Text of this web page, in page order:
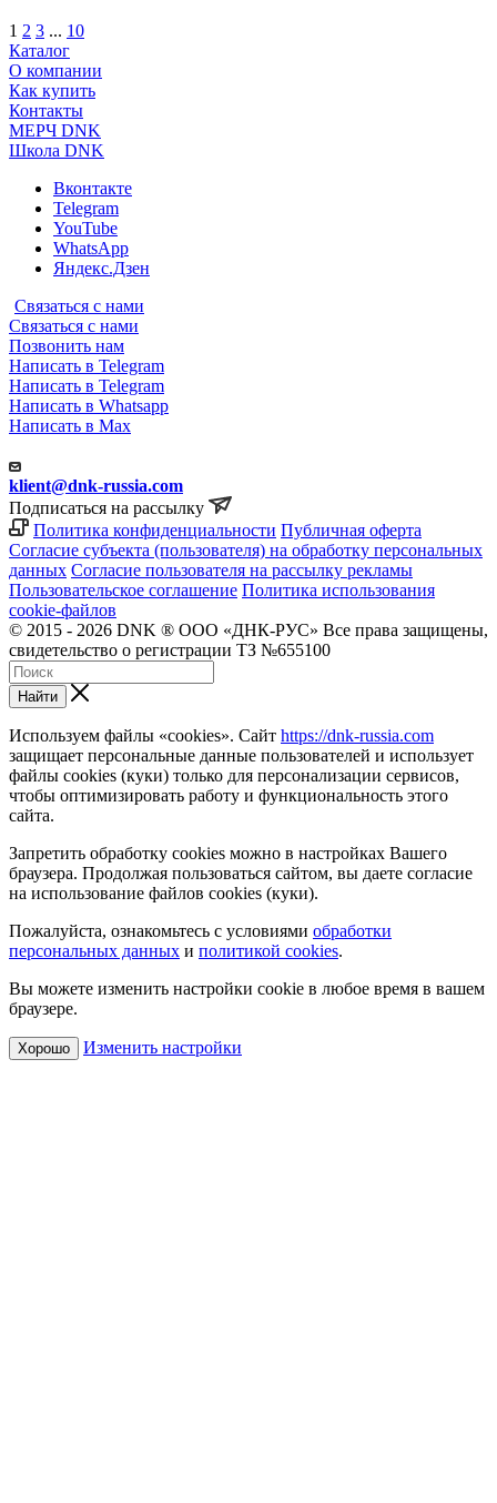
1 2 3 ... 10
Каталог
О компании
Как купить
Контакты
МЕРЧ DNK
Школа DNK
Вконтакте
Telegram
YouTube
WhatsApp
Яндекс.Дзен
Связаться с нами
Связаться с нами
Позвонить нам
Написать в Telegram
Написать в Telegram
Написать в Whatsapp
Написать в Max
klient@dnk-russia.com
Подписаться на рассылку
Политика конфиденциальности Публичная оферта
Согласие субъекта (пользователя) на обработку персональных
данных Согласие пользователя на рассылку рекламы
Пользовательское соглашение Политика использования
cookie-файлов
© 2015 - 2026 DNK ® ООО «ДНК-РУС» Все права защищены,
свидетельство о регистрации ТЗ №655100
Найти
Используем файлы «cookies». Сайт https://dnk-russia.com
защищает персональные данные пользователей и использует
файлы cookies (куки) только для персонализации сервисов,
чтобы оптимизировать работу и функциональность этого
сайта.
Запретить обработку cookies можно в настройках Вашего
браузера. Продолжая пользоваться сайтом, вы даете согласие
на использование файлов cookies (куки).
Пожалуйста, ознакомьтесь с условиями обработки
персональных данных и политикой cookies.
Вы можете изменить настройки cookie в любое время в вашем
браузере.
Хорошо Изменить настройки